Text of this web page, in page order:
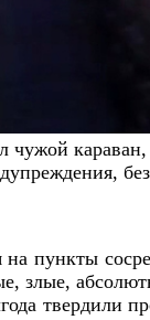
чужой
пункты
злые,
твердили